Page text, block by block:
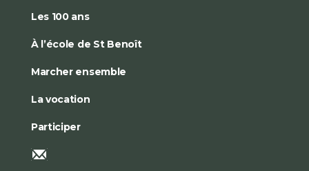
Les 100 ans
À l’école de St Benoît
Marcher ensemble
La vocation
Participer